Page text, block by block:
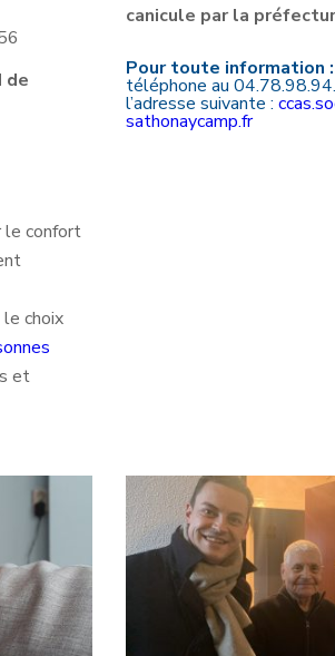
de
le confort
le choix
et
canicule par la
Pour toute information :
téléphone au
l’adresse suivante :
sathonaycamp.fr